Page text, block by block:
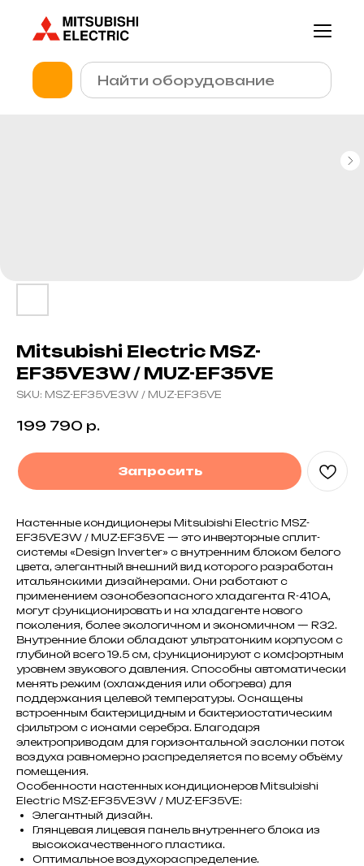
Mitsubishi Electric MSZ-
EF35VE3W / MUZ-EF35VE
SKU: MSZ-EF35VE3W / MUZ-EF35VE
199 790 р.
Запросить
Настенные кондиционеры Mitsubishi Electric MSZ-
EF35VE3W / MUZ-EF35VE — это инверторные сплит-
системы «Design Inverter» с внутренним блоком белого
цвета, элегантный внешний вид которого разработан
итальянскими дизайнерами. Они работают с
применением озонобезопасного хладагента R-410A,
могут функционировать и на хладагенте нового
поколения, более экологичном и экономичном — R32.
Внутренние блоки обладают ультратонким корпусом с
глубиной всего 19.5 см, функционируют с комфортным
уровнем звукового давления. Способны автоматически
менять режим (охлаждения или обогрева) для
поддержания целевой температуры. Оснащены
встроенным бактерицидным и бактериостатическим
фильтром с ионами серебра. Благодаря
электроприводам для горизонтальной заслонки поток
воздуха равномерно распределяется по всему объёму
помещения.
Особенности настенных кондиционеров Mitsubishi
Electric MSZ-EF35VE3W / MUZ-EF35VE:
Элегантный дизайн.
Глянцевая лицевая панель внутреннего блока из
высококачественного пластика.
Оптимальное воздухораспределение.